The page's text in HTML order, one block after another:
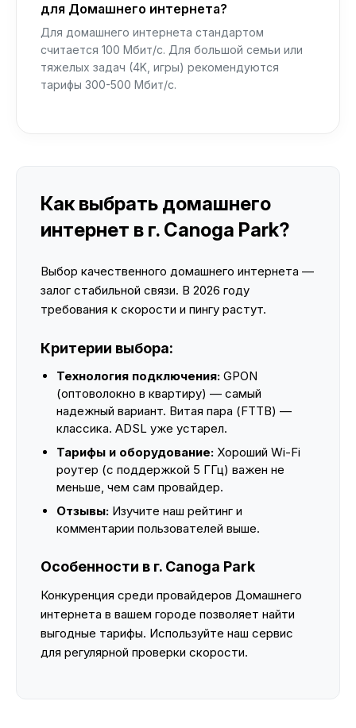
для Домашнего интернета?
Для домашнего интернета стандартом
считается 100 Мбит/с. Для большой семьи или
тяжелых задач (4K, игры) рекомендуются
тарифы 300-500 Мбит/с.
Как выбрать домашнего
интернет в г. Canoga Park?
Выбор качественного домашнего интернета —
залог стабильной связи. В 2026 году
требования к скорости и пингу растут.
Критерии выбора:
Технология подключения: GPON
(оптоволокно в квартиру) — самый
надежный вариант. Витая пара (FTTB) —
классика. ADSL уже устарел.
Тарифы и оборудование: Хороший Wi-Fi
роутер (с поддержкой 5 ГГц) важен не
меньше, чем сам провайдер.
Отзывы: Изучите наш рейтинг и
комментарии пользователей выше.
Особенности в г. Canoga Park
Конкуренция среди провайдеров Домашнего
интернета в вашем городе позволяет найти
выгодные тарифы. Используйте наш сервис
для регулярной проверки скорости.